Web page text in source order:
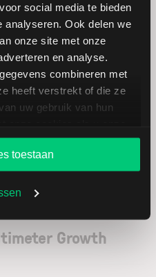
social media te bieden
analyseren. Ook delen we
onze site met onze
en analyse.
combineren met
heeft verstrekt of die ze
uw gebruik van hun
toestaan
USD
EUR
Growth